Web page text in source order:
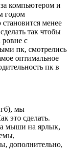
компьютером и
годом
менее
так чтобы
с
пк, смотрелись
оптимальное
пк в
гб), мы
это сделать.
мыши на ярлык,
дополнительно,